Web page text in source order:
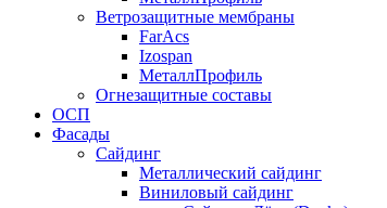
Ветрозащитные мембраны
FarAcs
Izospan
МеталлПрофиль
Огнезащитные составы
ОСП
Фасады
Сайдинг
Металлический сайдинг
Виниловый сайдинг